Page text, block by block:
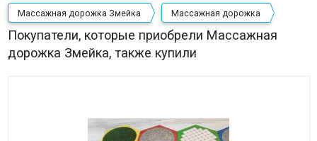
Массажная дорожка Змейка Массажная дорожка
Покупатели, которые приобрели Массажная
дорожка Змейка, также купили